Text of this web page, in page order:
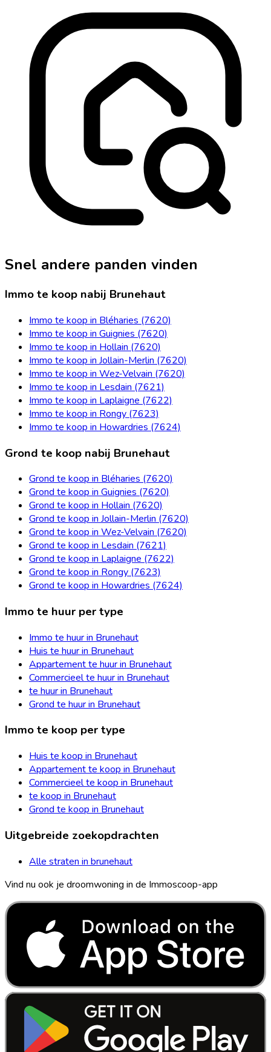
Snel andere panden vinden
Immo te koop nabij Brunehaut
Immo te koop in Bléharies (7620)
Immo te koop in Guignies (7620)
Immo te koop in Hollain (7620)
Immo te koop in Jollain-Merlin (7620)
Immo te koop in Wez-Velvain (7620)
Immo te koop in Lesdain (7621)
Immo te koop in Laplaigne (7622)
Immo te koop in Rongy (7623)
Immo te koop in Howardries (7624)
Grond te koop nabij Brunehaut
Grond te koop in Bléharies (7620)
Grond te koop in Guignies (7620)
Grond te koop in Hollain (7620)
Grond te koop in Jollain-Merlin (7620)
Grond te koop in Wez-Velvain (7620)
Grond te koop in Lesdain (7621)
Grond te koop in Laplaigne (7622)
Grond te koop in Rongy (7623)
Grond te koop in Howardries (7624)
Immo te huur per type
Immo te huur in Brunehaut
Huis te huur in Brunehaut
Appartement te huur in Brunehaut
Commercieel te huur in Brunehaut
te huur in Brunehaut
Grond te huur in Brunehaut
Immo te koop per type
Huis te koop in Brunehaut
Appartement te koop in Brunehaut
Commercieel te koop in Brunehaut
te koop in Brunehaut
Grond te koop in Brunehaut
Uitgebreide zoekopdrachten
Alle straten in brunehaut
Vind nu ook je droomwoning in de Immoscoop-app